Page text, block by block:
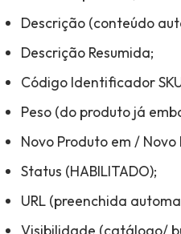
Descrição (conteúdo
Descrição Resumida;
Código Identificador
Peso (do produto já
Novo Produto em /
Status (HABILITADO);
URL (preenchida